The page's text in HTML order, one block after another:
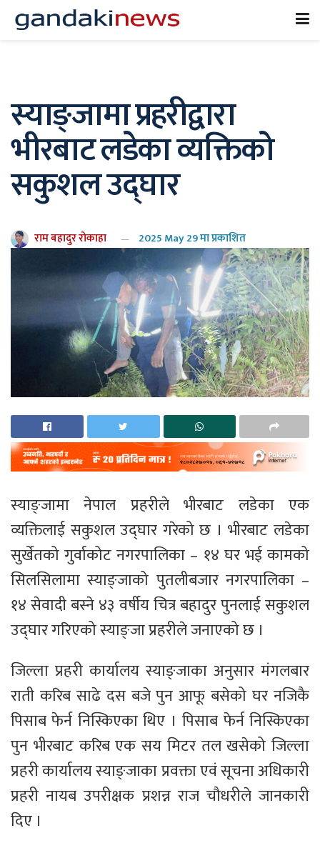
स्याङ्जामा प्रहरीद्वारा
भीरबाट लडेका व्यक्तिको
सकुशल उद्घार
राम बहादुर रोकाहा 2025 May 29 मा प्रकाशित
स्याङ्जामा नेपाल प्रहरीले भीरबाट लडेका एक
व्यक्तिलाई सकुशल उद्घार गरेको छ । भीरबाट लडेका
सुर्खेतको गुर्वाकोट नगरपालिका – १४ घर भई कामको
सिलसिलामा स्याङ्जाको पुतलीबजार नगरपालिका –
१४ सेवादी बस्ने ४३ वर्षीय चित्र बहादुर पुनलाई सकुशल
उद्घार गरिएको स्याङ्जा प्रहरीले जनाएको छ ।
जिल्ला प्रहरी कार्यालय स्याङ्जाका अनुसार मंगलबार
राती करिब साढे दस बजे पुन आफू बसेको घर नजिकै
पिसाब फेर्न निस्किएका थिए । पिसाब फेर्न निस्किएका
पुन भीरबाट करिब एक सय मिटर तल खसेको जिल्ला
प्रहरी कार्यालय स्याङ्जाका प्रवक्ता एवं सूचना अधिकारी
प्रहरी नायब उपरीक्षक प्रशन्न राज चौधरीले जानकारी
दिए ।